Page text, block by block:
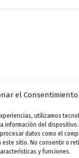
el Consentimiento
utilizamos
información del
datos como el
sitio. No consentir o
y funciones.